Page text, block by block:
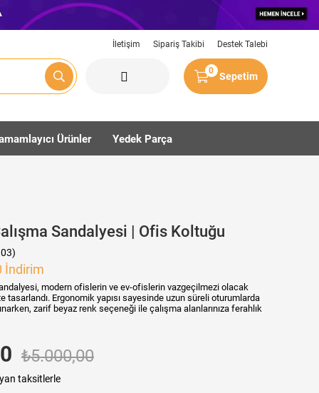
Sepetim
0
İletişim Sipariş Takibi Destek Talebi
Ürünler Yedek Parça
Sandalyesi | Ofis Koltuğu
İndirim
modern ofislerin ve ev-ofislerin vazgeçilmezi olacak
tasarlandı. Ergonomik yapısı sayesinde uzun süreli oturumlarda
zarif beyaz renk seçeneği ile çalışma alanlarınıza ferahlık
₺5.000,00
taksitlerle